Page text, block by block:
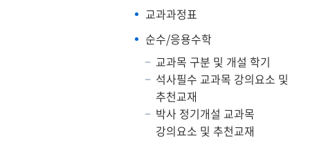
교과과정표
순수/응용수학
교과목 구분 및 개설 학기
석사필수 교과목 강의요소 및
추천교재
박사 정기개설 교과목
강의요소 및 추천교재